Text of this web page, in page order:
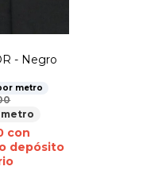
- Negro
metro
con
depósito